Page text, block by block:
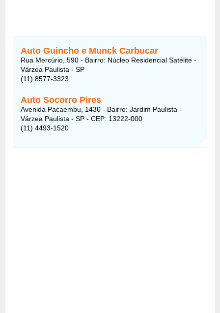
Auto Guincho e Munck Carbucar
Rua Mercúrio, 590 - Bairro: Núcleo Residencial Satélite -
Várzea Paulista - SP
(11) 8577-3323
Auto Socorro Pires
Avenida Pacaembu, 1430 - Bairro: Jardim Paulista -
Várzea Paulista - SP - CEP: 13222-000
(11) 4493-1520